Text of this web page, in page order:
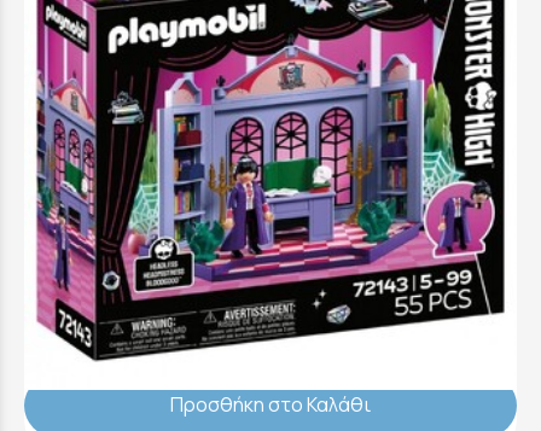
Playmobil Monster High Γραφείο Της
Διευθύντριας Bloodgood - 72143
44,99 €
Προσθήκη στο Καλάθι